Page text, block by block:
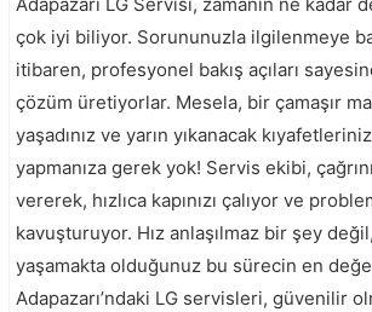
çok iyi biliyor. Sorununuzla ilgilenmeye
itibaren, profesyonel bakış açıları
çözüm üretiyorlar. Mesela, bir çamaşır
yaşadınız ve yarın yıkanacak
yapmanıza gerek yok! Servis ekibi,
vererek, hızlıca kapınızı çalıyor ve
kavuşturuyor. Hız anlaşılmaz bir şey
yaşamakta olduğunuz bu sürecin en
Adapazarı’ndaki LG servisleri, güvenilir